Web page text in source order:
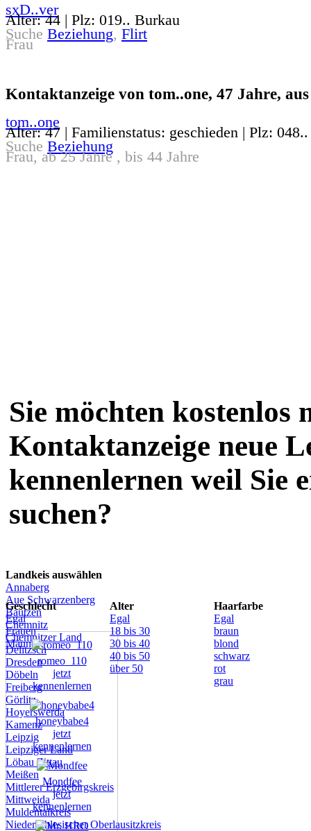
sxD..ver
Alter: 44 | Plz: 019.. Burkau
Suche Beziehung, Flirt
Frau
Kontaktanzeige von tom..one, 47 Jahre,
tom..one
Alter: 47 | Familienstatus: geschieden | Plz:
Suche Beziehung
Frau, ab 25 Jahre , bis 44 Jahre
Sie möchten kostenlos
Kontaktanzeige neue
kennenlernen weil Sie
suchen?
Landkeis auswählen
Annaberg
Aue Schwarzenberg
Bautzen
Chemnitz
Chemnitzer Land
Delitzsch
Dresden
Döbeln
Freiberg
Görlitz
Hoyerswerda
Kamenz
Leipzig
Leipziger Land
Löbau Zittau
Meißen
Mittlerer Erzgebirgskreis
Mittweida
Muldentalkreis
Niederschlesischer Oberlausitzkreis
Geschlecht
Egal
Frauen
Männer
Alter
Egal
18 bis 30
30 bis 40
40 bis 50
über 50
Haarfarbe
Egal
braun
blond
schwarz
rot
grau
romeo_110
jetzt
kennenlernen
honeybabe4
jetzt
kennenlernen
Mondfee
jetzt
kennenlernen